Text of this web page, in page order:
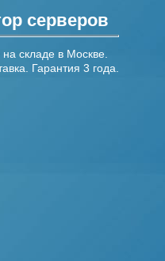
серверов
складе в Москве.
Гарантия 3 года.